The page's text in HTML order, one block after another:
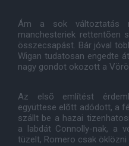
Ám a sok változtatás
manchesteriek rettentõen
összecsapást. Bár jóval
Wigan tudatosan engedte
nagy gondot okozott a
Az elsõ említést
együttese elõtt adódott, a
szállt be a hazai
a labdát Connolly-nak, a
tüzelt, Romero csak